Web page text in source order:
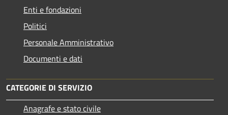
Enti e fondazioni
Politici
Personale Amministrativo
Documenti e dati
CATEGORIE DI SERVIZIO
Anagrafe e stato civile